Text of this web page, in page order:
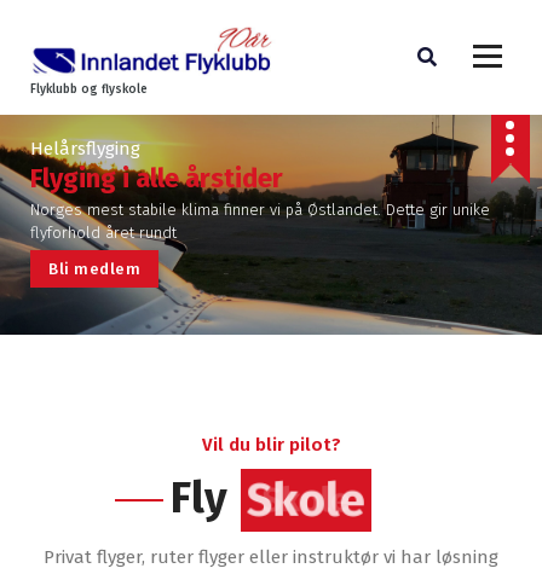
Flyklubb og flyskole
Helårsflyging
Flyging i alle årstider
Norges mest stabile klima finner vi på Østlandet. Dette gir unike
flyforhold året rundt
Bli m ed le m
Vil du blir pilot?
Fly Skole
Privat flyger, ruter flyger eller instruktør vi har løsning